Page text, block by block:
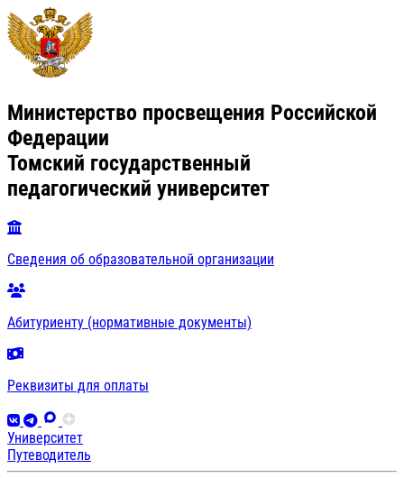
Министерство просвещения Российской
Федерации
Томский государственный
педагогический университет
Сведения об образовательной организации
Абитуриенту (нормативные документы)
Реквизиты для оплаты
Университет
Путеводитель